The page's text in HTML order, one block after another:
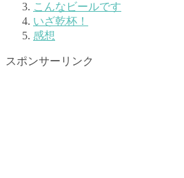
こんなビールです
いざ乾杯！
感想
スポンサーリンク